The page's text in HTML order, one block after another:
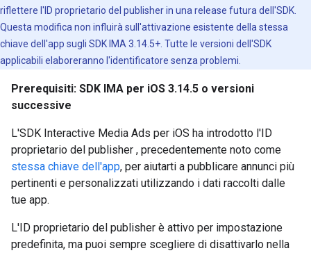
riflettere l'ID proprietario del publisher in una release futura dell'SDK.
Questa modifica non influirà sull'attivazione esistente della stessa
chiave dell'app sugli SDK IMA 3.14.5+. Tutte le versioni dell'SDK
applicabili elaboreranno l'identificatore senza problemi.
Prerequisiti: SDK IMA per iOS 3.14.5 o versioni
successive
L'SDK Interactive Media Ads per iOS ha introdotto l'ID
proprietario del publisher , precedentemente noto come
stessa chiave dell'app, per aiutarti a pubblicare annunci più
pertinenti e personalizzati utilizzando i dati raccolti dalle
tue app.
L'ID proprietario del publisher è attivo per impostazione
predefinita, ma puoi sempre scegliere di disattivarlo nella